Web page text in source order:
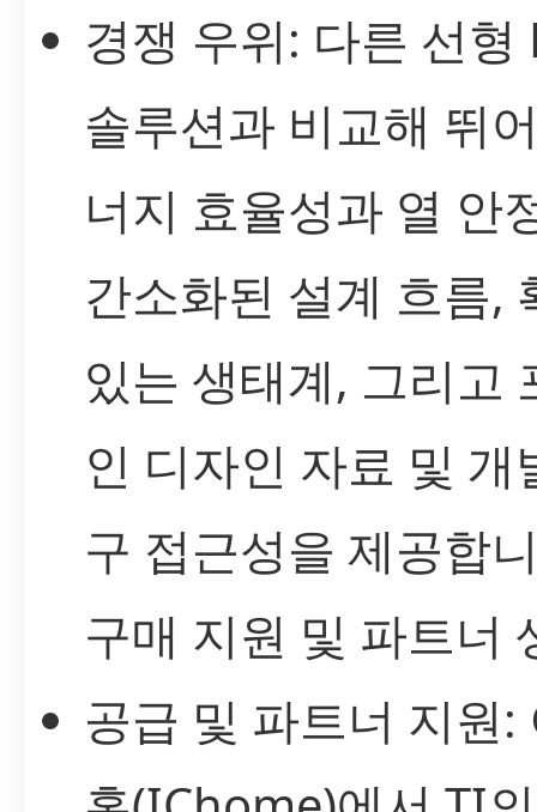
경쟁 우위: 다른 선형
솔루션과 비교해 뛰
너지 효율성과 열 안
간소화된 설계 흐름,
있는 생태계, 그리고
인 디자인 자료 및 개
구 접근성을 제공합
구매 지원 및 파트너
공급 및 파트너 지원: